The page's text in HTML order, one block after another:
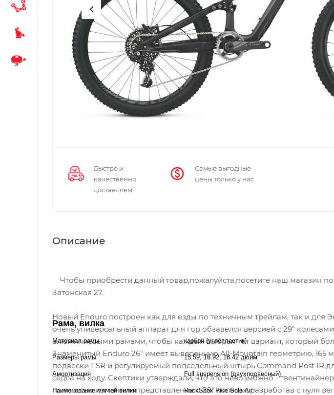
Быстро и
качественно
доставляем
Самые выгодные
цены только у нас
Описание
Чтобы приобрести данный товар,пожалуйста,посетите наш магазин по
Затонская 27.
Новый Enduro построен как для езды по техничным трейлам, так и для
очень универсальный аппарат для гор обзавелся версией с 29"
алюминиевыми рамами, чтобы каждый выбрал тот вариант, который
Знаменитый Enduro 26" имеет выверенную All-Mountain геометрию,
подвески FSR и регулируемый подседельный штырь Command Post IR
седла на ходу. Скептики утверждали, что это невозможно -
полностью изменили представление о 29" колесах, разработав с нуля
Рама, вилка
Материал рамы карбон (углепластик)
Размеры рамы 15.59, 16.92, 18.42 дюйм
Амортизация Full suspension (двухподвесный)
Наименование мягкой вилки RockShox Pike Solo Air